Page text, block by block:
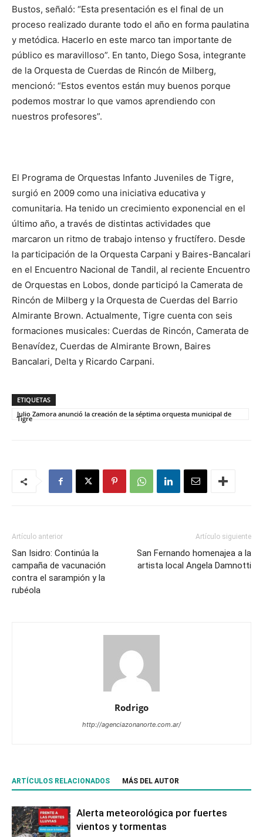
Bustos, señaló: “Esta presentación es el final de un
proceso realizado durante todo el año en forma paulatina
y metódica. Hacerlo en este marco tan importante de
público es maravilloso”. En tanto, Diego Sosa, integrante
de la Orquesta de Cuerdas de Rincón de Milberg,
mencionó: “Estos eventos están muy buenos porque
podemos mostrar lo que vamos aprendiendo con
nuestros profesores”.
El Programa de Orquestas Infanto Juveniles de Tigre,
surgió en 2009 como una iniciativa educativa y
comunitaria. Ha tenido un crecimiento exponencial en el
último año, a través de distintas actividades que
marcaron un ritmo de trabajo intenso y fructífero. Desde
la participación de la Orquesta Carpani y Baires-Bancalari
en el Encuentro Nacional de Tandil, al reciente Encuentro
de Orquestas en Lobos, donde participó la Camerata de
Rincón de Milberg y la Orquesta de Cuerdas del Barrio
Almirante Brown. Actualmente, Tigre cuenta con seis
formaciones musicales: Cuerdas de Rincón, Camerata de
Benavídez, Cuerdas de Almirante Brown, Baires
Bancalari, Delta y Ricardo Carpani.
ETIQUETAS
Julio Zamora anunció la creación de la séptima orquesta municipal de
Tigre
Artículo anterior
San Isidro: Continúa la
campaña de vacunación
contra el sarampión y la
rubéola
Artículo siguiente
San Fernando homenajea a la
artista local Angela Damnotti
Rodrigo
http://agenciazonanorte.com.ar/
ARTÍCULOS RELACIONADOS MÁS DEL AUTOR
Alerta meteorológica por fuertes
vientos y tormentas